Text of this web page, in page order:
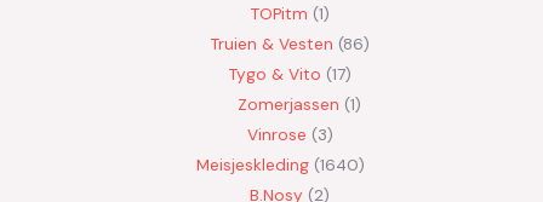
TOPitm 1
Truien & Vesten 86
Tygo & Vito 17
Zomerjassen 1
Vinrose 3
Meisjeskleding 1640
B.Nosy
2